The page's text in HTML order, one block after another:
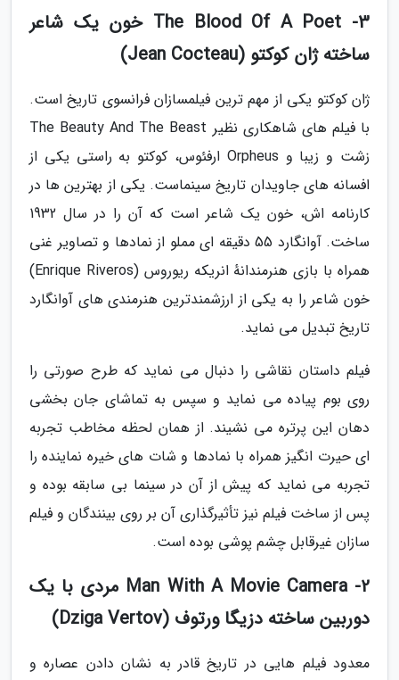
3- The Blood Of A Poet خون یک شاعر
ساخته ژان کوکتو (Jean Cocteau)
ژان کوکتو یکی از مهم ترین فیلمسازان فرانسوی تاریخ است.
با فیلم های شاهکاری نظیر The Beauty And The Beast
زشت و زیبا و Orpheus ارفئوس، کوکتو به راستی یکی از
افسانه های جاویدان تاریخ سینماست. یکی از بهترین ها در
کارنامه اش، خون یک شاعر است که آن را در سال 1932
ساخت. آوانگارد 55 دقیقه ای مملو از نمادها و تصاویر غنی
همراه با بازی هنرمندانهٔ انریکه ریوروس (Enrique Riveros)
خون شاعر را به یکی از ارزشمندترین هنرمندی های آوانگارد
تاریخ تبدیل می نماید.
فیلم داستان نقاشی را دنبال می نماید که طرح صورتی را
روی بوم پیاده می نماید و سپس به تماشای جان بخشی
دهان این پرتره می نشیند. از همان لحظه مخاطب تجربه
ای حیرت انگیز همراه با نمادها و شات های خیره نماینده را
تجربه می نماید که پیش از آن در سینما بی سابقه بوده و
پس از ساخت فیلم نیز تأثیرگذاری آن بر روی بینندگان و فیلم
سازان غیرقابل چشم پوشی بوده است.
2- Man With A Movie Camera مردی با یک
دوربین ساخته دزیگا ورتوف (Dziga Vertov)
معدود فیلم هایی در تاریخ قادر به نشان دادن عصاره و